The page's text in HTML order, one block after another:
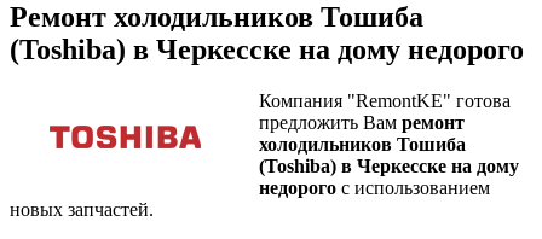
Ремонт холодильников Тошиба
(Toshiba) в Черкесске на дому недорого
Компания "RemontKE" готова
предложить Вам ремонт
холодильников Тошиба
(Toshiba) в Черкесске на дому
недорого с использованием
новых запчастей.